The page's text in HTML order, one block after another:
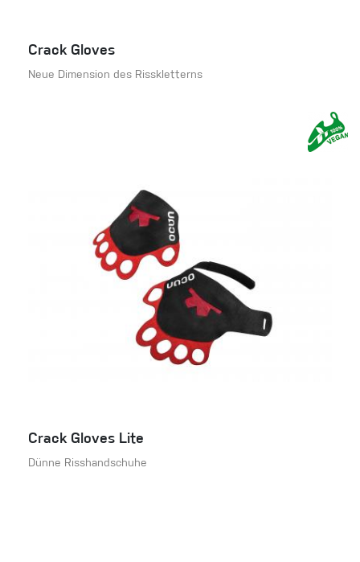
Crack Gloves
Neue Dimension des Risskletterns
Crack Gloves Lite
Dünne Risshandschuhe